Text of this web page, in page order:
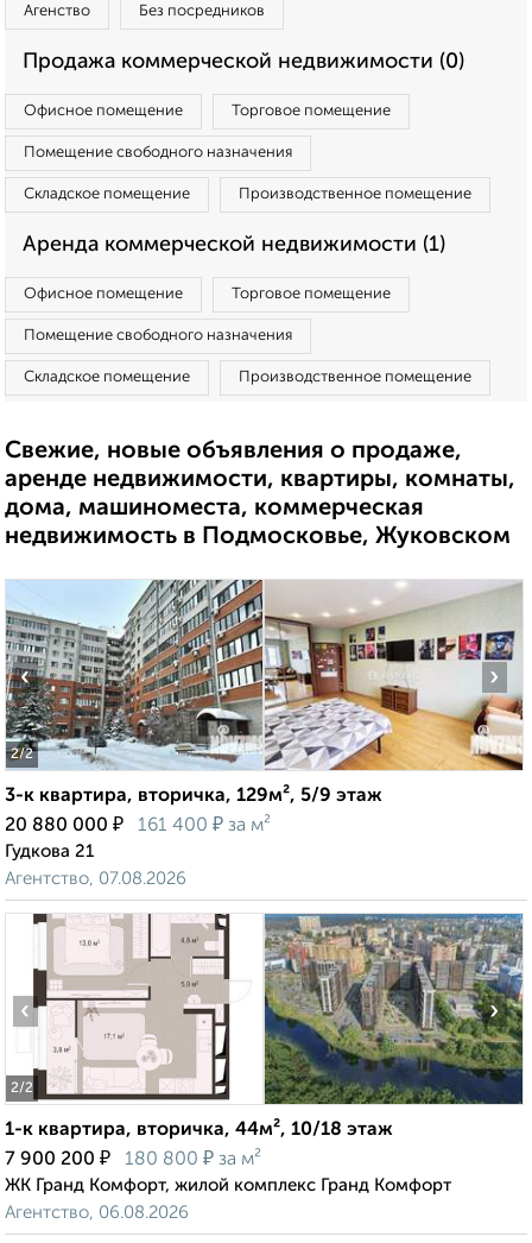
Агенство Без посредников
Продажа коммерческой недвижимости (0)
Офисное помещение Торговое помещение
Помещение свободного назначения
Складское помещение Производственное помещение
Аренда коммерческой недвижимости (1)
Офисное помещение Торговое помещение
Помещение свободного назначения
Складское помещение Производственное помещение
Свежие, новые объявления о продаже,
аренде недвижимости, квартиры, комнаты,
дома, машиноместа, коммерческая
недвижимость в Подмосковье, Жуковском
2/2
‹ ›
3-к квартира, вторичка, 129м², 5/9 этаж
20 880 000 ₽ 161 400 ₽ за м²
Гудкова 21
Агентство, 07.08.2026
2/2
‹ ›
1-к квартира, вторичка, 44м², 10/18 этаж
7 900 200 ₽ 180 800 ₽ за м²
ЖК Гранд Комфорт, жилой комплекс Гранд Комфорт
Агентство, 06.08.2026